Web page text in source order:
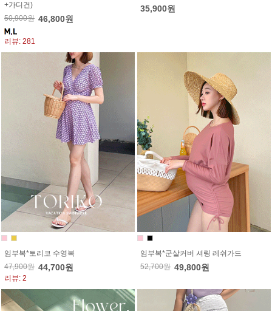
+가디건)
50,900원 46,800원
리뷰: 281
35,900원
임부복*토리코 수영복
47,900원 44,700원
리뷰: 2
임부복*군살커버 셔링 레쉬가드
52,700원 49,800원